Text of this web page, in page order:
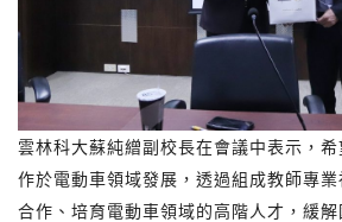
雲林科大蘇純繒副校長在會議中表示，
作於電動車領域發展，透過組成教師專
合作、培育電動車領域的高階人才，緩